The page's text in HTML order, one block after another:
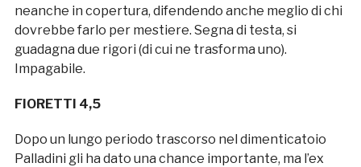
neanche in copertura, difendendo anche meglio di chi
dovrebbe farlo per mestiere. Segna di testa, si
guadagna due rigori (di cui ne trasforma uno).
Impagabile.
FIORETTI 4,5
Dopo un lungo periodo trascorso nel dimenticatoio
Palladini gli ha dato una chance importante, ma l’ex